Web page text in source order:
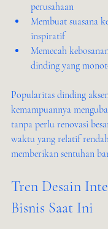
perusahaan
Membuat suasana
inspiratif
Memecah
dinding yang
Popularitas dinding
kemampuannya
tanpa perlu renovasi
waktu yang relatif
memberikan sentuhan
Tren Desain
Bisnis Saat Ini